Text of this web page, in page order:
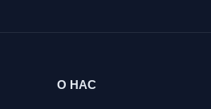
О НАС